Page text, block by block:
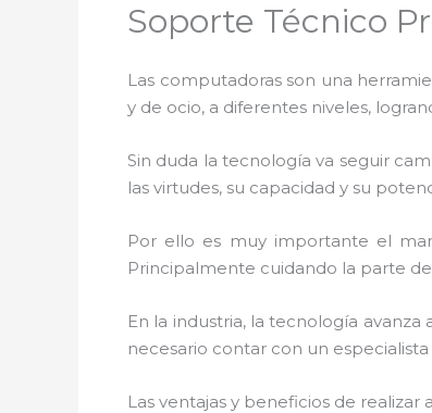
Soporte Técnico
Las computadoras son una
y de ocio, a diferentes niveles,
Sin duda la tecnología va seguir
las virtudes, su capacidad y su
Por ello es muy importante el
Principalmente cuidando la parte
En la industria, la tecnología
necesario contar con un
Las ventajas y beneficios de